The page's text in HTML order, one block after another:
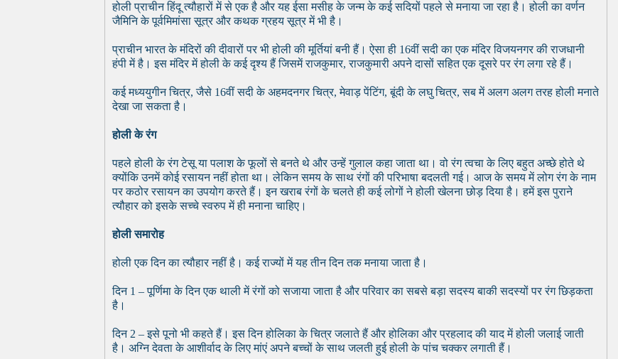
होली प्राचीन हिंदू त्यौहारों में से एक है और यह ईसा मसीह के जन्म के कई सदियों पहले से मनाया जा रहा है। होली का वर्णन
जैमिनि के पूर्वमिमांसा सूत्र और कथक ग्रहय सूत्र में भी है।
प्राचीन भारत के मंदिरों की दीवारों पर भी होली की मूर्तियां बनी हैं। ऐसा ही 16वीं सदी का एक मंदिर विजयनगर की राजधानी
हंपी में है। इस मंदिर में होली के कई दृश्य हैं जिसमें राजकुमार, राजकुमारी अपने दासों सहित एक दूसरे पर रंग लगा रहे हैं।
कई मध्ययुगीन चित्र, जैसे 16वीं सदी के अहमदनगर चित्र, मेवाड़ पेंटिंग, बूंदी के लघु चित्र, सब में अलग अलग तरह होली मनाते
देखा जा सकता है।
होली के रंग
पहले होली के रंग टेसू या पलाश के फूलों से बनते थे और उन्हें गुलाल कहा जाता था। वो रंग त्वचा के लिए बहुत अच्छे होते थे
क्योंकि उनमें कोई रसायन नहीं होता था। लेकिन समय के साथ रंगों की परिभाषा बदलती गई। आज के समय में लोग रंग के नाम
पर कठोर रसायन का उपयोग करते हैं। इन खराब रंगों के चलते ही कई लोगों ने होली खेलना छोड़ दिया है। हमें इस पुराने
त्यौहार को इसके सच्चे स्वरुप में ही मनाना चाहिए।
होली समारोह
होली एक दिन का त्यौहार नहीं है। कई राज्यों में यह तीन दिन तक मनाया जाता है।
दिन 1 – पूर्णिमा के दिन एक थाली में रंगों को सजाया जाता है और परिवार का सबसे बड़ा सदस्य बाकी सदस्यों पर रंग छिड़कता
है।
दिन 2 – इसे पूनो भी कहते हैं। इस दिन होलिका के चित्र जलाते हैं और होलिका और प्रहलाद की याद में होली जलाई जाती
है। अग्नि देवता के आशीर्वाद के लिए मांएं अपने बच्चों के साथ जलती हुई होली के पांच चक्कर लगाती हैं।